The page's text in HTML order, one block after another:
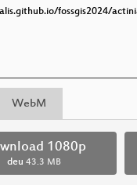
fossgis2024/
WebM
1080p
deu 43.3 MB